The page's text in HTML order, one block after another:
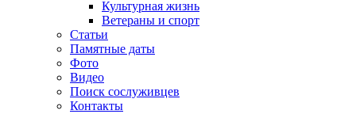
Культурная жизнь
Ветераны и спорт
Статьи
Памятные даты
Фото
Видео
Поиск сослуживцев
Контакты